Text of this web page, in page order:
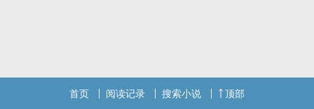
首页
阅读记录 搜索小说 顶部